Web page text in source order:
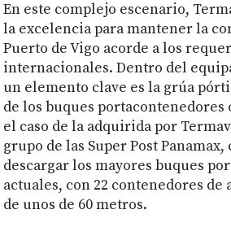
En este complejo escenario,
la excelencia para mantener la
Puerto de Vigo acorde a los
internacionales. Dentro del
un elemento clave es la grúa
de los buques portacontenedores
el caso de la adquirida por
grupo de las Super Post
descargar los mayores buques
actuales, con 22 contenedores de
de unos de 60 metros.